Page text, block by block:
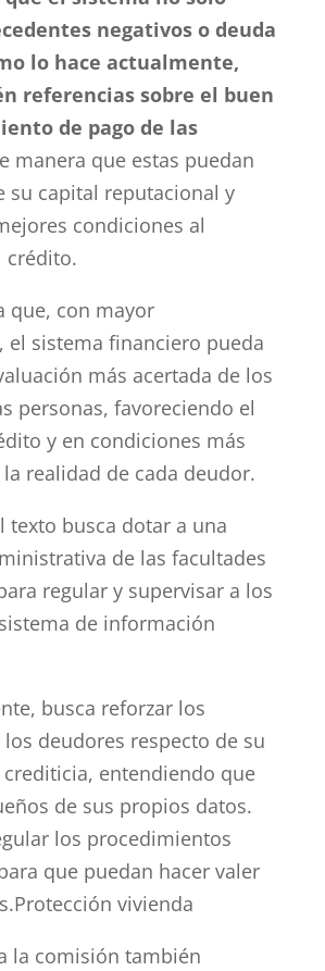
negativos o deuda
lo hace actualmente,
referencias sobre el buen
de pago de las
manera que estas puedan
su capital reputacional y
condiciones al
crédito.
que, con mayor
el sistema financiero pueda
más acertada de los
personas, favoreciendo el
y en condiciones más
realidad de cada deudor.
texto busca dotar a una
de las facultades
regular y supervisar a los
de información
busca reforzar los
deudores respecto de su
entendiendo que
de sus propios datos.
los procedimientos
que puedan hacer valer
vivienda
la comisión también